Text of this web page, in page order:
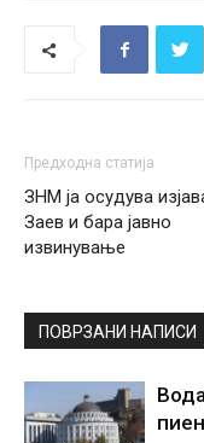
Предходна статија
ЗНМ ја осудува
Заев и бара јавно
извинување
ПОВРЗАНИ НАПИСИ